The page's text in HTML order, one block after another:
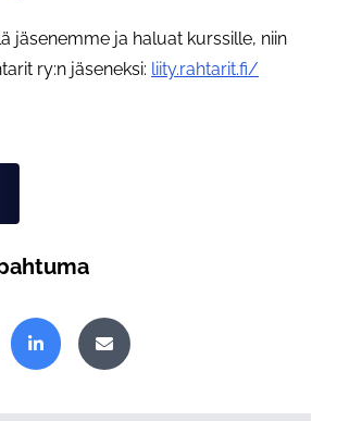
jäsenemme ja haluat kurssille, niin
ry:n jäseneksi: liity.rahtarit.fi/
Jaa LinkedInissäJaa sähköpostitse